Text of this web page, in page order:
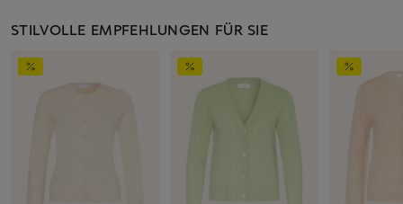
STILVOLLE EMPFEHLUNGEN FÜR SIE